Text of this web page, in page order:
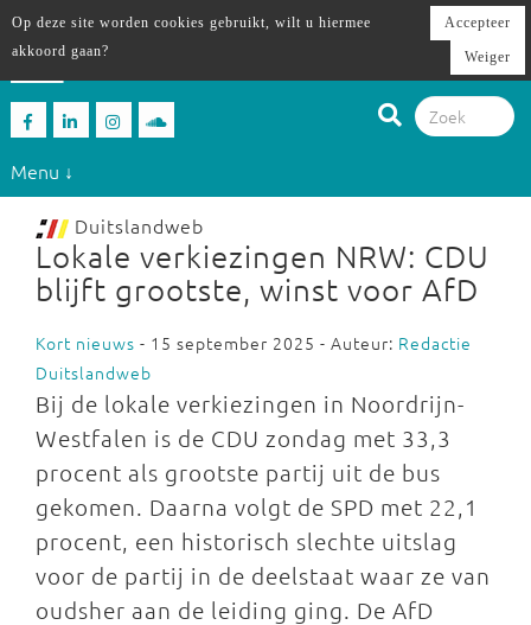
Menu ↓
Duitslandweb
Lokale verkiezingen NRW: CDU
blijft grootste, winst voor AfD
Kort nieuws - 15 september 2025 - Auteur: Redactie
Duitslandweb
Bij de lokale verkiezingen in Noordrijn-
Westfalen is de CDU zondag met 33,3
procent als grootste partij uit de bus
gekomen. Daarna volgt de SPD met 22,1
procent, een historisch slechte uitslag
voor de partij in de deelstaat waar ze van
oudsher aan de leiding ging. De AfD
Op deze site worden cookies gebruikt, wilt u hiermee
akkoord gaan?
Accepteer
Weiger